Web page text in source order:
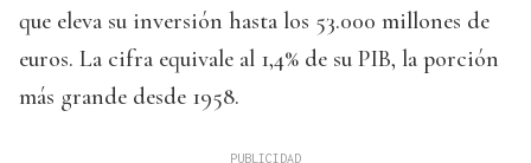
que eleva su inversión hasta los 53.000 millones de
euros. La cifra equivale al 1,4% de su PIB, la porción
más grande desde 1958.